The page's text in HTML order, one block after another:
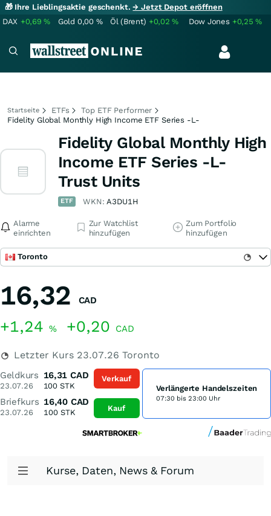
🎁 Ihre Lieblingsaktie geschenkt.→ Jetzt Depot eröffnen
DAX +0,69% Gold 0,00 % Öl (Brent) +0,02% Dow Jones +0,25%
Startseite ETFs
Top ETF Performer
Fidelity Global Monthly High Income ETF Series -L-
Fidelity Global Monthly High
Income ETF Series -L-
Trust Units
ETF WKN:A3DU1H
Alarme
einrichten
Zur Watchlist
hinzufügen
Zum Portfolio
hinzufügen
Toronto
16,32 CAD
+1,24 % +0,20 CAD
Letzter Kurs 23.07.26 Toronto
Geldkurs
23.07.26
16,31 CAD
100 STK
Briefkurs
23.07.26
16,40 CAD
100STK
Verkauf
Kauf
Verlängerte Handelszeiten
07:30 bis 23:00 Uhr
Kurse, Daten, News & Forum